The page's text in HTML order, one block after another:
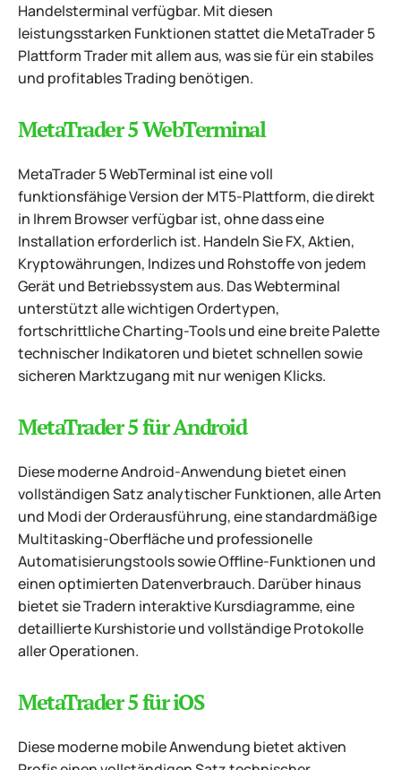
Handelsterminal verfügbar. Mit diesen
leistungsstarken Funktionen stattet die MetaTrader 5
Plattform Trader mit allem aus, was sie für ein stabiles
und profitables Trading benötigen.
MetaTrader 5 WebTerminal
MetaTrader 5 WebTerminal ist eine voll
funktionsfähige Version der MT5-Plattform, die direkt
in Ihrem Browser verfügbar ist, ohne dass eine
Installation erforderlich ist. Handeln Sie FX, Aktien,
Kryptowährungen, Indizes und Rohstoffe von jedem
Gerät und Betriebssystem aus. Das Webterminal
unterstützt alle wichtigen Ordertypen,
fortschrittliche Charting-Tools und eine breite Palette
technischer Indikatoren und bietet schnellen sowie
sicheren Marktzugang mit nur wenigen Klicks.
MetaTrader 5 für Android
Diese moderne Android-Anwendung bietet einen
vollständigen Satz analytischer Funktionen, alle Arten
und Modi der Orderausführung, eine standardmäßige
Multitasking-Oberfläche und professionelle
Automatisierungstools sowie Offline-Funktionen und
einen optimierten Datenverbrauch. Darüber hinaus
bietet sie Tradern interaktive Kursdiagramme, eine
detaillierte Kurshistorie und vollständige Protokolle
aller Operationen.
MetaTrader 5 für iOS
Diese moderne mobile Anwendung bietet aktiven